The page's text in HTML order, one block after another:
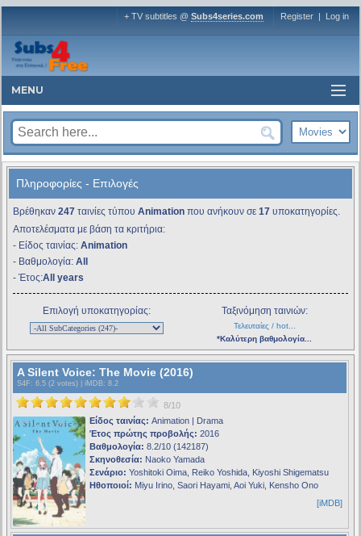
+ TV subtitles @ Subs4series.com Register | Log in
MENU
Πληροφορίες - Επιλογές
Βρέθηκαν 247 ταινίες τύπου Animation που ανήκουν σε 17 υποκατηγορίες.
Αποτελέσματα με βάση τα κριτήρια:
- Είδος ταινίας: Animation
- Βαθμολογία: All
- Έτος:All years
Επιλογή υποκατηγορίας: Ταξινόμηση ταινιών:
Τελευταίες / hot...
*Καλύτερη βαθμολογία...
A Silent Voice: The Movie (2016)
S4F : 6.5 (2 votes) | iMDB: 8.2
8/10
Είδος ταινίας: Animation | Drama
Έτος πρώτης προβολής: 2016
Βαθμολογία: 8.2/10 (142187)
Σκηνοθεσία: Naoko Yamada
Σενάριο: Yoshitoki Oima, Reiko Yoshida, Kiyoshi Shigematsu
Ηθοποιοί: Miyu Irino, Saori Hayami, Aoi Yuki, Kensho Ono
[iMDB]